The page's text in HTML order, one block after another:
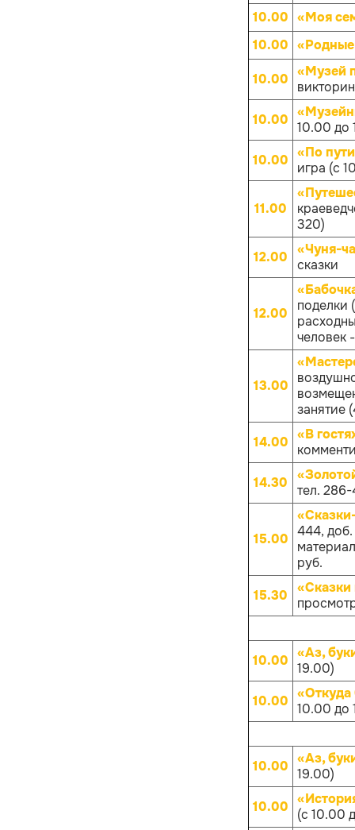
10.00 «Моя
10.00
10.00 «Музей
10.00 10.00 до
10.00 «По
игра (с
11.00
320)
12.00
«Чуня-
сказки
12.00
поделки
человек
13.00
занятие
14.00 «В
14.30
тел.
15.00 444,
руб.
15.30
«Сказки
10.00 «Аз,
19.00)
10.00 10.00 до
10.00 «Аз,
19.00)
10.00
(с 10.00